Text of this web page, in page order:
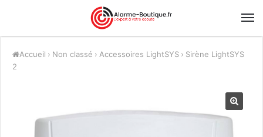
Accueil › Non classé › Accessoires LightSYS › Sirène LightSYS
2